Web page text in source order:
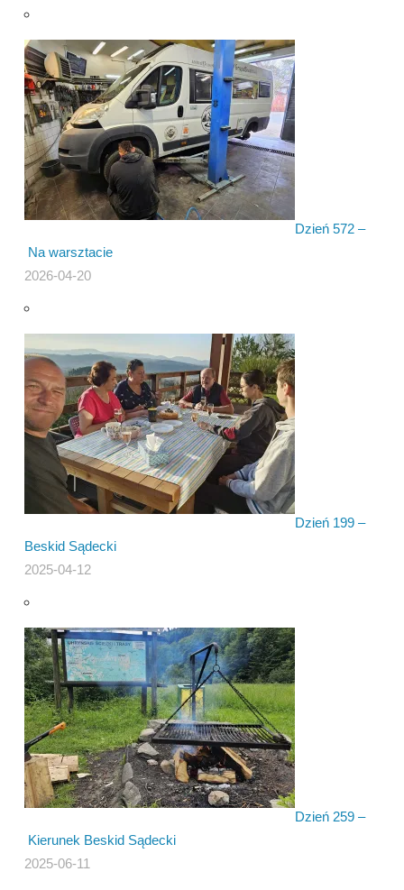
Dzień 572 –
Na warsztacie
2026-04-20
Dzień 199 –
Beskid Sądecki
2025-04-12
Dzień 259 –
Kierunek Beskid Sądecki
2025-06-11